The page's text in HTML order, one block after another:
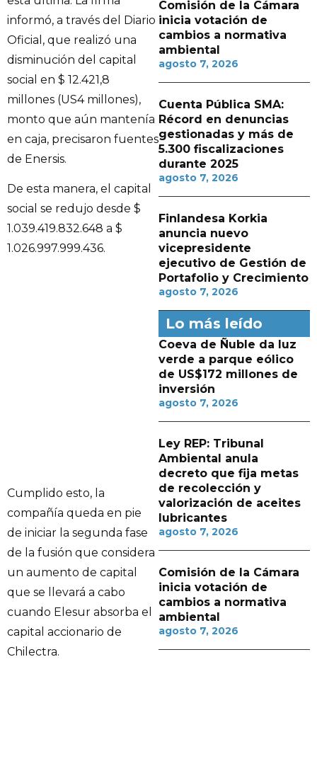
informó, a través del Diario
Oficial, que realizó una
disminución del capital
social en $ 12.421,8
millones (US4 millones),
monto que aún mantenía
en caja, precisaron fuentes
de Enersis.
De esta manera, el capital
social se redujo desde $
1.039.419.832.648 a $
1.026.997.999.436.
Cumplido esto, la
compañía queda en pie
de iniciar la segunda fase
de la fusión que considera
un aumento de capital
que se llevará a cabo
cuando Elesur absorba el
capital accionario de
Chilectra.
Comisión de la Cámara
inicia votación de
cambios a normativa
ambiental
agosto 7, 2026
Cuenta Pública SMA:
Récord en denuncias
gestionadas y más de
5.300 fiscalizaciones
durante 2025
agosto 7, 2026
Finlandesa Korkia
anuncia nuevo
vicepresidente
ejecutivo de Gestión de
Portafolio y Crecimiento
agosto 7, 2026
Lo más leído
Coeva de Ñuble da luz
verde a parque eólico
de US$172 millones de
inversión
agosto 7, 2026
Ley REP: Tribunal
Ambiental anula
decreto que fija metas
de recolección y
valorización de aceites
lubricantes
agosto 7, 2026
Comisión de la Cámara
inicia votación de
cambios a normativa
ambiental
agosto 7, 2026